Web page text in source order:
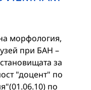
морфология,
при БАН –
за
"доцент" по
по